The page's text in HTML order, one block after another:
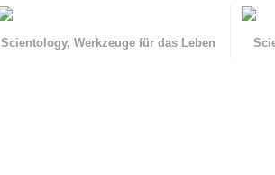
Scientology, Werkzeuge für das Leben